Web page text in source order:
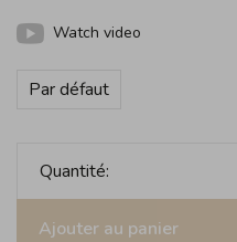
Watch video
Par défaut
Quantité:
Ajouter au panier